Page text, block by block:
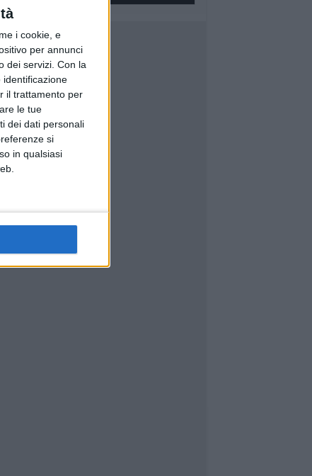
i cookie, e
per annunci
dei servizi. Con la
identificazione
il trattamento per
le tue
dei dati personali
si
in qualsiasi